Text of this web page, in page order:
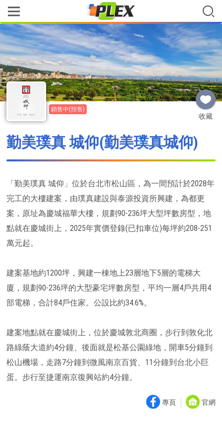
收藏
銷售中(預售)
勤美璞真 城仰(勤美璞真城仰)
「勤美璞真 城仰」位於台北市松山區，為一間預計於2028年
完工的大樓建案，由璞真建設與泰源投資所興建，為都更
案，原址為慶城福華大樓，規劃90-236坪大型坪數房型，地
點就在慶城街上，2025年實價登錄(已扣車位)每坪約208-251
萬元起。
建案基地約1200坪，興建一棟地上23層地下5層的電梯大
廈，規劃90-236坪的大型豪宅坪數房型，平均一層4戶共用4
部電梯，合計84戶住家。公設比約34.6%。
建案地點就在慶城街上，位於慶城敦北商圈，步行到敦化北
路綠蔭大道約4分鐘、後面就是松基公園綠地，開車5分鐘到
松山機場，走路7分鐘到微風南京百貨、11分鐘到台北小巨
蛋。步行至捷運南京復興站約4分鐘。
專頁｜ 官網